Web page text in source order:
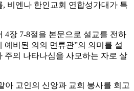
비엔나 한인교회 연합성가대가 특
4장 7-8절을 본문으로 설교를 전하
예비된 의의 면류관”의 의미를 설
주의 나타나심을 사모하는 자로 살
아 고인의 신앙과 교회 봉사를 회고